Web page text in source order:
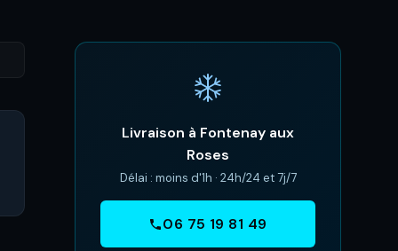
Livraison à Fontenay aux
Roses
Délai : moins d'1h · 24h/24 et 7j/7
06 75 19 81 49